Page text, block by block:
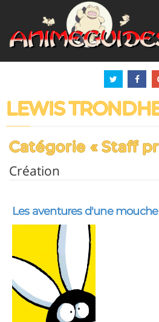
LEWIS
Catégorie « Staff
Création
Les aventures d'une mouche
Panneau de gestion des cookies